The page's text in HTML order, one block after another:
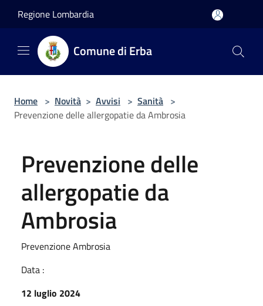
Regione Lombardia
Comune di Erba
Home > Novità > Avvisi > Sanità >
Prevenzione delle allergopatie da Ambrosia
Prevenzione delle
allergopatie da
Ambrosia
Prevenzione Ambrosia
Data :
12 luglio 2024